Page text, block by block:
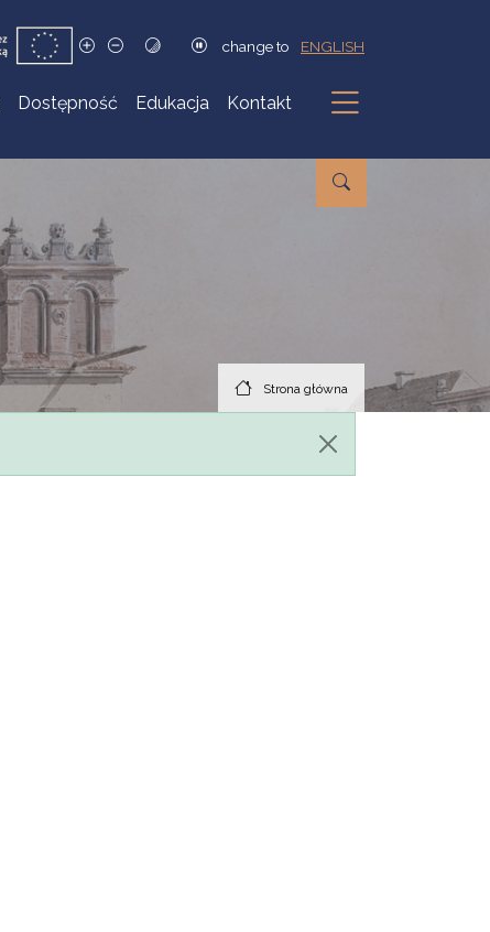
change to ENGLISH
Dostępność Edukacja Kontakt
Podmenu
Strona główna